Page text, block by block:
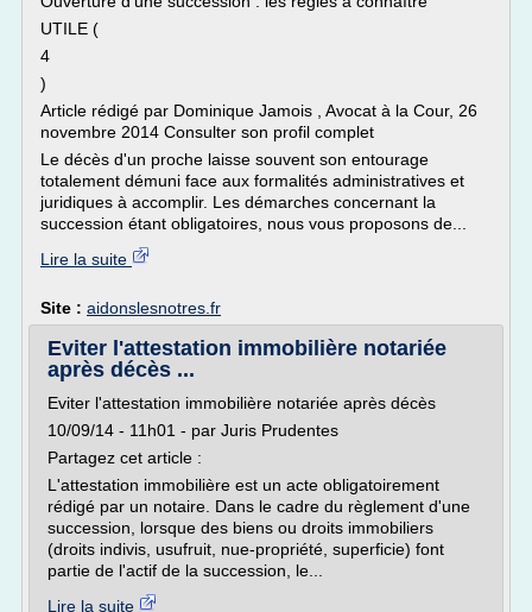
UTILE (
4
)
Article rédigé par Dominique Jamois , Avocat à la Cour, 26
novembre 2014 Consulter son profil complet
Le décès d'un proche laisse souvent son entourage
totalement démuni face aux formalités administratives et
juridiques à accomplir. Les démarches concernant la
succession étant obligatoires, nous vous proposons de...
Lire la suite
Site : aidonslesnotres.fr
Eviter l'attestation immobilière notariée
après décès ...
Eviter l'attestation immobilière notariée après décès
10/09/14 - 11h01 - par Juris Prudentes
Partagez cet article :
L'attestation immobilière est un acte obligatoirement
rédigé par un notaire. Dans le cadre du règlement d'une
succession, lorsque des biens ou droits immobiliers
(droits indivis, usufruit, nue-propriété, superficie) font
partie de l'actif de la succession, le...
Lire la suite